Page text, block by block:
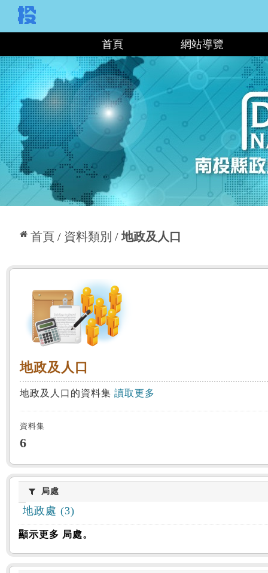
首頁 網站導覽
首頁 資料類別 地政及人口
:::
地政及人口
地政及人口
地政及人口的資料集 讀取更多
資料集
6
局處局處
地政處 (3)
顯示更多 局處。